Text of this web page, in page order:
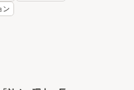
ン